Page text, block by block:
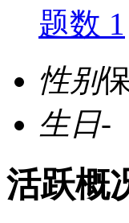
题数 1
性别
生日-
活跃概